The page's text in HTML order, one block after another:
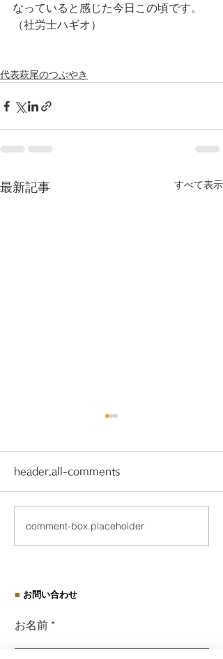
なっていると感じた今日この頃です。
（社労士ハギオ）
代表萩尾のつぶやき
最新記事 すべて表示
受けてみませんか？経営
header.all-comments
comment-box.placeholder
■ お問い合わせ
お名前